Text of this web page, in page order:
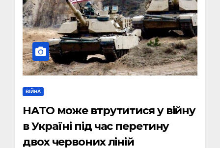
ВІЙНА
НАТО може втрутитися у війну
в Україні під час перетину
двох червоних ліній